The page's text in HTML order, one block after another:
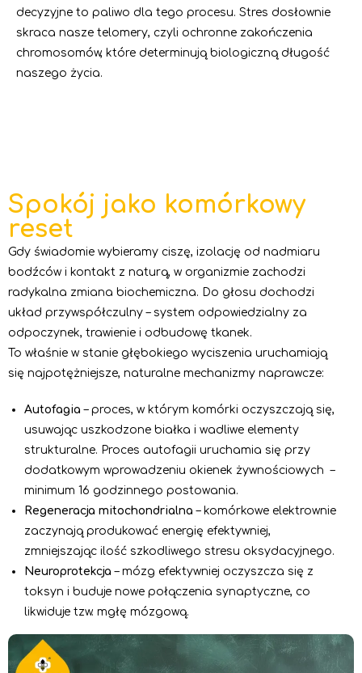
decyzyjne to paliwo dla tego procesu. Stres dosłownie
skraca nasze telomery, czyli ochronne zakończenia
chromosomów, które determinują biologiczną długość
naszego życia.
Spokój jako komórkowy
reset
Gdy świadomie wybieramy ciszę, izolację od nadmiaru
bodźców i kontakt z naturą, w organizmie zachodzi
radykalna zmiana biochemiczna. Do głosu dochodzi
układ przywspółczulny – system odpowiedzialny za
odpoczynek, trawienie i odbudowę tkanek.
To właśnie w stanie głębokiego wyciszenia uruchamiają
się najpotężniejsze, naturalne mechanizmy naprawcze:
Autofagia – proces, w którym komórki oczyszczają się,
usuwając uszkodzone białka i wadliwe elementy
strukturalne. Proces autofagii uruchamia się przy
dodatkowym wprowadzeniu okienek żywnościowych –
minimum 16 godzinnego postowania.
Regeneracja mitochondrialna – komórkowe elektrownie
zaczynają produkować energię efektywniej,
zmniejszając ilość szkodliwego stresu oksydacyjnego.
Neuroprotekcja – mózg efektywniej oczyszcza się z
toksyn i buduje nowe połączenia synaptyczne, co
likwiduje tzw. mgłę mózgową.